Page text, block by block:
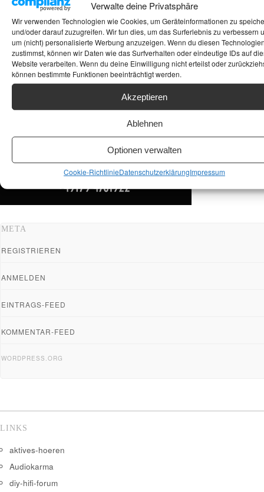
Verwalte deine Privatsphäre
Wir verwenden Technologien wie Cookies, um Geräteinformationen zu
und/oder darauf zuzugreifen. Wir tun dies, um das Surferlebnis zu verbessern
um (nicht) personalisierte Werbung anzuzeigen. Wenn du diesen
zustimmst, können wir Daten wie das Surfverhalten oder eindeutige IDs auf
Website verarbeiten. Wenn du deine Einwilligung nicht erteilst oder
können bestimmte Funktionen beeinträchtigt werden.
Akzeptieren
Ablehnen
Optionen verwalten
Cookie-RichtlinieDatenschutzerklärungImpressum
ANKAUF HIFI & HIGH GERÄTE: +491794761922
META
REGISTRIEREN
ANMELDEN
EINTRAGS-FEED
KOMMENTAR-FEED
WORDPRESS.ORG
LINKS
aktives-hoeren
Audiokarma
diy-hifi-forum